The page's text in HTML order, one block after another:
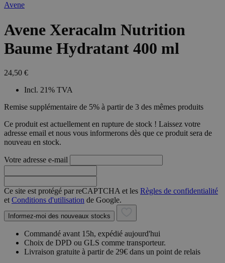
Avene
Avene Xeracalm Nutrition
Baume Hydratant 400 ml
24,50 €
Incl. 21% TVA
Remise supplémentaire de 5% à partir de 3 des mêmes produits
Ce produit est actuellement en rupture de stock ! Laissez votre
adresse email et nous vous informerons dès que ce produit sera de
nouveau en stock.
Votre adresse e-mail
Ce site est protégé par reCAPTCHA et les Règles de confidentialité
et Conditions d'utilisation de Google.
Informez-moi des nouveaux stocks
Commandé avant 15h, expédié aujourd'hui
Choix de DPD ou GLS comme transporteur.
Livraison gratuite à partir de 29€ dans un point de relais